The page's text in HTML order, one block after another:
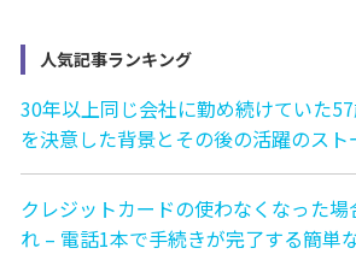
人気記事ランキング
30年以上同じ会社に勤め続けていた
を決意した背景とその後の活躍のスト
クレジットカードの使わなくなった場
れ – 電話1本で手続きが完了する簡単